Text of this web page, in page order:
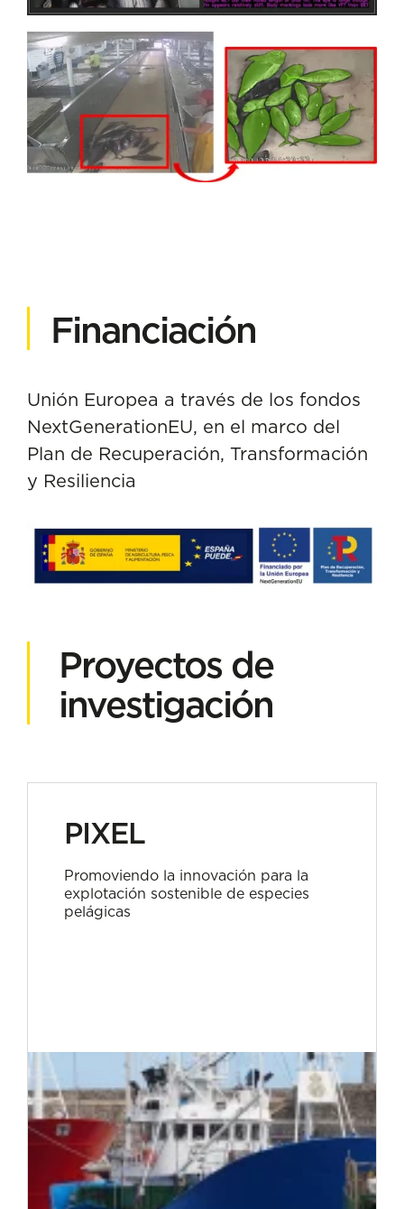
Financiación
Unión Europea a través de los fondos
NextGenerationEU, en el marco del
Plan de Recuperación, Transformación
y Resiliencia
Proyectos de
investigación
PIXEL
Promoviendo la innovación para la
explotación sostenible de especies
pelágicas